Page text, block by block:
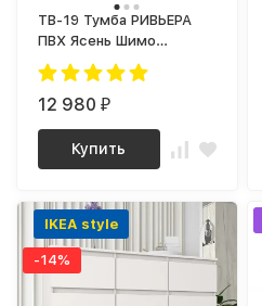
ТВ-19 Тумба РИВЬЕРА
ПВХ Ясень Шимо
Светлый/ корпус Ясень
Шимо Светлый
12 980₽
Купить
IKEA style
-14%